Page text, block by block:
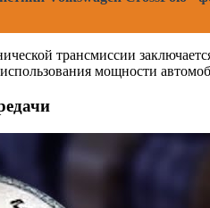
трансмиссии
мощности